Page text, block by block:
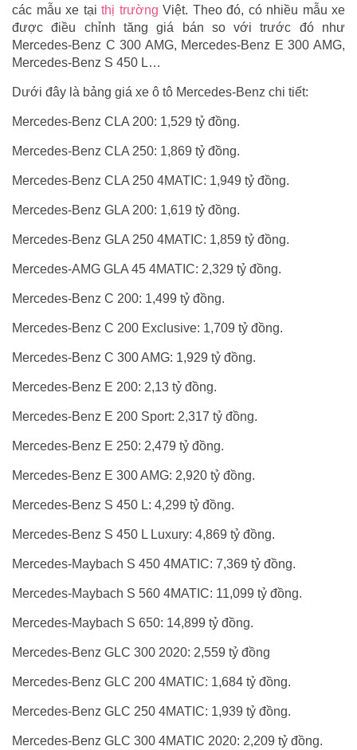
các mẫu xe tại thị trường Việt. Theo đó, có nhiều mẫu xe
được điều chỉnh tăng giá bán so với trước đó như
Mercedes-Benz C 300 AMG, Mercedes-Benz E 300 AMG,
Mercedes-Benz S 450 L…
Dưới đây là bảng giá xe ô tô Mercedes-Benz chi tiết:
Mercedes-Benz CLA 200: 1,529 tỷ đồng.
Mercedes-Benz CLA 250: 1,869 tỷ đồng.
Mercedes-Benz CLA 250 4MATIC: 1,949 tỷ đồng.
Mercedes-Benz GLA 200: 1,619 tỷ đồng.
Mercedes-Benz GLA 250 4MATIC: 1,859 tỷ đồng.
Mercedes-AMG GLA 45 4MATIC: 2,329 tỷ đồng.
Mercedes-Benz C 200: 1,499 tỷ đồng.
Mercedes-Benz C 200 Exclusive: 1,709 tỷ đồng.
Mercedes-Benz C 300 AMG: 1,929 tỷ đồng.
Mercedes-Benz E 200: 2,13 tỷ đồng.
Mercedes-Benz E 200 Sport: 2,317 tỷ đồng.
Mercedes-Benz E 250: 2,479 tỷ đồng.
Mercedes-Benz E 300 AMG: 2,920 tỷ đồng.
Mercedes-Benz S 450 L: 4,299 tỷ đồng.
Mercedes-Benz S 450 L Luxury: 4,869 tỷ đồng.
Mercedes-Maybach S 450 4MATIC: 7,369 tỷ đồng.
Mercedes-Maybach S 560 4MATIC: 11,099 tỷ đồng.
Mercedes-Maybach S 650: 14,899 tỷ đồng.
Mercedes-Benz GLC 300 2020: 2,559 tỷ đồng
Mercedes-Benz GLC 200 4MATIC: 1,684 tỷ đồng.
Mercedes-Benz GLC 250 4MATIC: 1,939 tỷ đồng.
Mercedes-Benz GLC 300 4MATIC 2020: 2,209 tỷ đồng.